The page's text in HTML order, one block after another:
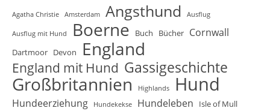
Agatha Christie Amsterdam Angsthund Ausflug
Ausflug mit Hund Boerne Buch Bücher Cornwall
Dartmoor Devon England
England mit Hund Gassigeschichte
Großbritannien Highlands Hund
Hundeerziehung Hundekekse Hundeleben Isle of Mull